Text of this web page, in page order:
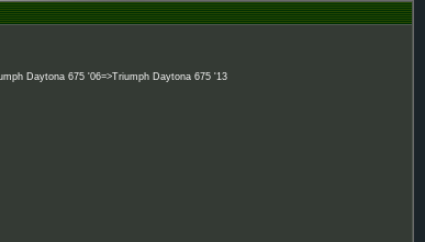
Daytona 675 '06=>Triumph Daytona 675 '13